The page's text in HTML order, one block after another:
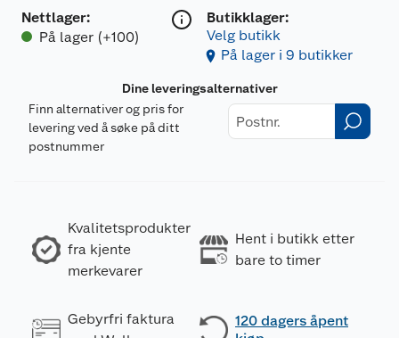
Nettlager:
På lager (+100)
Butikklager:
Velg butikk
På lager i 9 butikker
Dine leveringsalternativer
Finn alternativer og pris for
levering ved å søke på ditt
postnummer
Kvalitetsprodukter
fra kjente
merkevarer
Hent i butikk etter
bare to timer
Gebyrfri faktura
120 dagers åpent